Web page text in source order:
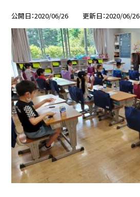
公開日 2020/06/26 更新日 2020/06/26